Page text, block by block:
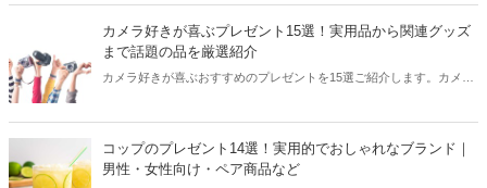
トにもぴったり。定番のブーケタイプからリース、ボックス入りなど
さまざまなアレンジがあるので、相手のイメージに合ったドライフラ
ワーギフトを見つけてくださいね。
カメラ好きが喜ぶプレゼント15選！実用品から関連グッズ
まで話題の品を厳選紹介
カメラ好きが喜ぶおすすめのプレゼントを15選ご紹介します。カメラ
る実用品やグッズなど、こだわりを持つ人が喜ぶアイテムを厳選して
お届けします。カメラが好きな人へプレゼントを贈りたい方は参考に
してくださいね。
コップのプレゼント14選！実用的でおしゃれなブランド｜
男性・女性向け・ペア商品など